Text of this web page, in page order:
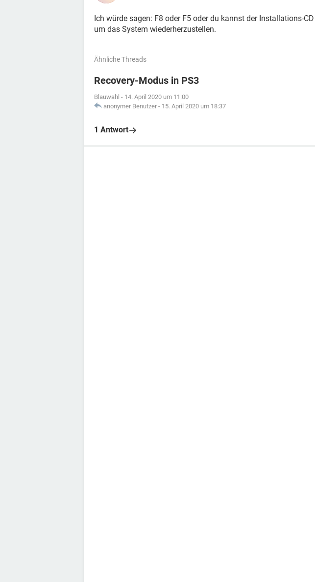
Ich würde sagen: F8 oder F5 oder du kannst der Installations-
um das System wiederherzustellen.
Ähnliche Threads
Recovery-Modus in PS3
Blauwahl - 14. April 2020 um 11:00
anonymer Benutzer - 15. April 2020 um 18:37
1 Antwort